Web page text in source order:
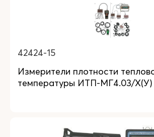
42424-15
Измерители плотности
температуры ИТП-МГ4.03/